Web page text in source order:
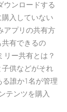
ウンロードする
入していない
アプリの共有方
有できるの
リー共有とは？
供などがそれ
誰か1名が管理
テンツを購入